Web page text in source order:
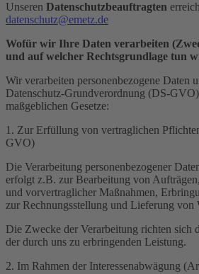
Unseren Datenschutzbeauftragten
datenschutz@emetz.de
Wofür wir Ihre Daten verarbeiten
und auf welcher Rechtsgrundlage tun
Wir verarbeiten personenbezogene Daten
Datenschutz-Grundverordnung (DS-
maßgeblichen Gesetze:
1. Zur Erfüllung von vertraglichen
GVO)
Die Verarbeitung personenbezogener
erfolgt z.B. zur Bearbeitung von
und vorvertraglicher Maßnahmen,
zur Rechnungsstellung und Lieferung von
Die Zwecke der Verarbeitung richten sich
der durch uns zu erbringenden Leistung.
2. Im Rahmen der Interessenabwägung